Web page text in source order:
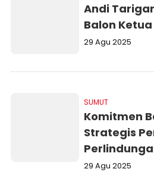
Andi
Balon
29 Agu 2025
SUMUT
Komitmen
Strategis
29 Agu 2025